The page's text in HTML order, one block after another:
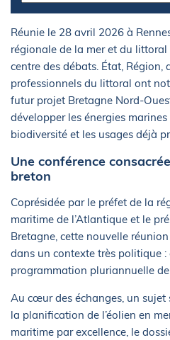
Réunie le 28 avril 2026 à
régionale de la mer et du littoral
centre des débats. État, Région,
professionnels du littoral ont
futur projet Bretagne Nord-
développer les énergies
biodiversité et les usages déjà
Une conférence
breton
Coprésidée par le préfet de la
maritime de l’Atlantique et le
Bretagne, cette nouvelle réunion
dans un contexte très politique
programmation pluriannuelle de
Au cœur des échanges, un sujet
la planification de l’éolien en
maritime par excellence, le